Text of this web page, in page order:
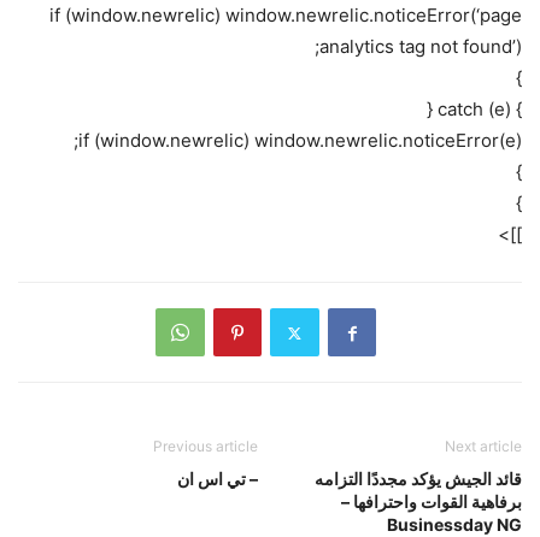
if (window.newrelic) window.newrelic.noticeError(‘page
analytics tag not found’);
}
} catch (e) {
if (window.newrelic) window.newrelic.noticeError(e);
}
}
]]>
Previous article
– تي اس ان
Next article
قائد الجيش يؤكد مجددًا التزامه
برفاهية القوات واحترافها –
Businessday NG